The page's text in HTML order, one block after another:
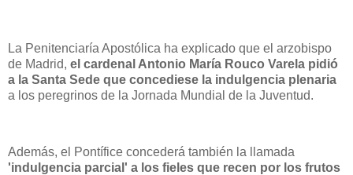
La Penitenciaría Apostólica ha explicado que el arzobispo
de Madrid, el cardenal Antonio María Rouco Varela pidió
a la Santa Sede que concediese la indulgencia plenaria
a los peregrinos de la Jornada Mundial de la Juventud.
Además, el Pontífice concederá también la llamada
'indulgencia parcial' a los fieles que recen por los frutos